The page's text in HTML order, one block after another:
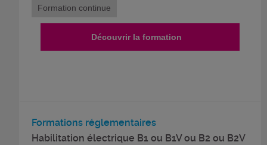
Formation continue
Découvrir la formation
Formations réglementaires
Habilitation électrique B1 ou B1V ou B2 ou B2V